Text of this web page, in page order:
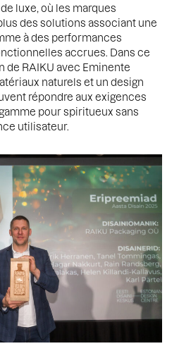
luxe, où les marques
des solutions associant une
à des performances
accrues. Dans ce
de RAIKU avec Eminente
naturels et un design
répondre aux exigences
pour spiritueux sans
utilisateur.